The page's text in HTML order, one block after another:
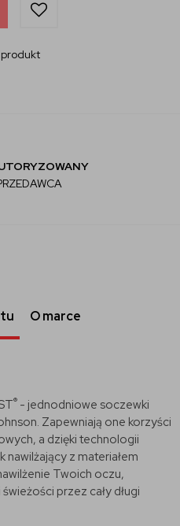
O marce
® - jednodniowe soczewki
Zapewniają one korzyści
a dzięki technologii
nawilżający z materiałem
Twoich oczu,
przez cały długi